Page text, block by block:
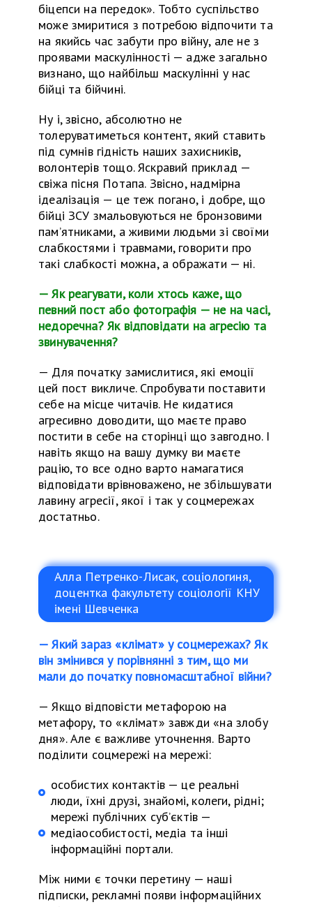
біцепси на передок». Тобто суспільство
може змиритися з потребою відпочити та
на якийсь час забути про війну, але не з
проявами маскулінності — адже загально
визнано, що найбільш маскулінні у нас
бійці та бійчині.
Ну і, звісно, абсолютно не
толеруватиметься контент, який ставить
під сумнів гідність наших захисників,
волонтерів тощо. Яскравий приклад —
свіжа пісня Потапа. Звісно, надмірна
ідеалізація — це теж погано, і добре, що
бійці ЗСУ змальовуються не бронзовими
пам’ятниками, а живими людьми зі своїми
слабкостями і травмами, говорити про
такі слабкості можна, а ображати — ні.
— Як реагувати, коли хтось каже, що
певний пост або фотографія — не на часі,
недоречна? Як відповідати на агресію та
звинувачення?
— Для початку замислитися, які емоції
цей пост викличе. Спробувати поставити
себе на місце читачів. Не кидатися
агресивно доводити, що маєте право
постити в себе на сторінці що завгодно. І
навіть якщо на вашу думку ви маєте
рацію, то все одно варто намагатися
відповідати врівноважено, не збільшувати
лавину агресії, якої і так у соцмережах
достатньо.
Алла Петренко-Лисак, соціологиня,
доцентка факультету соціології КНУ
імені Шевченка
— Який зараз «клімат» у соцмережах? Як
він змінився у порівнянні з тим, що ми
мали до початку повномасштабної війни?
—Якщо відповісти метафорою на
метафору, то «клімат» завжди «на злобу
дня». Але є важливе уточнення. Варто
поділити соцмережі на мережі:
особистих контактів — це реальні
люди, їхні друзі, знайомі, колеги, рідні;
мережі публічних суб’єктів —
медіаособистості, медіа та інші
інформаційні портали.
Між ними є точки перетину — наші
підписки, рекламні появи інформаційних